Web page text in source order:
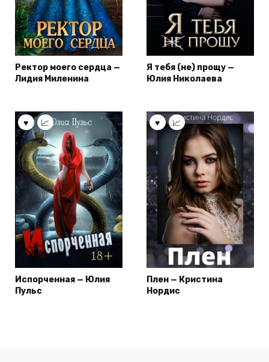
Ректор моего сердца —
Лидия Миленина
Я тебя (не) прощу —
Юлия Николаева
Испорченная — Юлия
Пульс
Плен — Кристина
Нордис